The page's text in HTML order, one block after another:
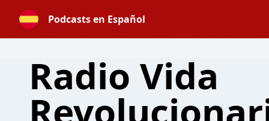
Podcasts en Español
Radio Vida